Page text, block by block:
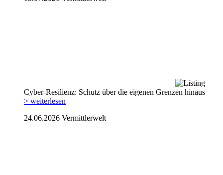
Cyber-Resilienz: Schutz über die eigenen Grenzen hinaus
> weiterlesen
24.06.2026 Vermittlerwelt